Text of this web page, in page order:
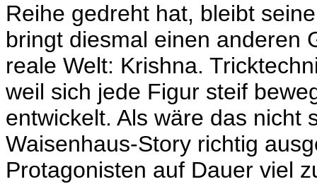
Reihe gedreht hat, bleibt
bringt diesmal einen anderen
reale Welt: Krishna.
weil sich jede Figur steif
entwickelt. Als wäre das nicht
Waisenhaus-Story richtig
Protagonisten auf Dauer viel